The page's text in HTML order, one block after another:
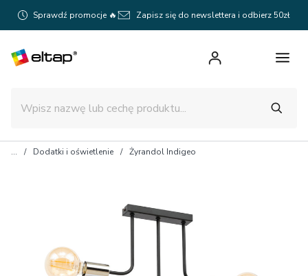
Sprawdź promocje 🔥 Zapisz się do newslettera i odbierz 50zł
Dodatki i oświetlenie Żyrandol Indigeo